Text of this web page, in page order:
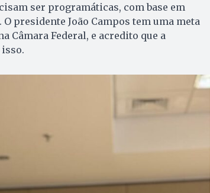
ser programáticas, com base em
presidente João Campos tem uma meta
Câmara Federal, e acredito que a